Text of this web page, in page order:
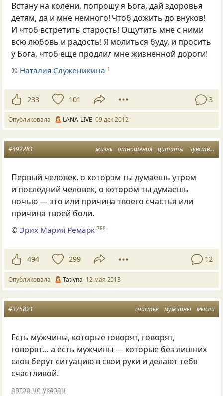
Встану на колени, попрошу я Бога, дай здоровья
детям, да и мне немного! Чтоб дожить до внуков!
И чтоб встретить старость! Ощутить мне с ними
всю любовь и радость! Я молиться буду, и просить
у Бога, чтоб еще продлил мне жизненной дороги!
© Наталия Служеникина 1
233 101 3
Опубликовала LANA-LIVE 09 дек 2012
жизнь отношения цитаты чувства
#492281
Первый человек, о котором ты думаешь утром
и последний человек, о котором ты думаешь
ночью — это или причина твоего счастья или
причина твоей боли.
©Эрих Мария Ремарк 788
494 299 12
Опубликовала Tatiyna 12 мая 2013
счастье мужчины мысли
#375821
Есть мужчины, которые говорят, говорят,
говорят… а есть мужчины — которые без лишних
слов берут ситуацию в свои руки и делают тебя
счастливой.
автор не указан